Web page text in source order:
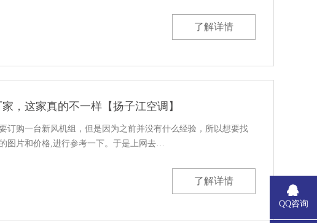
了解详情
，这家真的不一样【扬子江空调】
订购一台新风机组，但是因为之前并没有什么经验，所以想要找
图片和价格,进行参考一下。于是上网去…
了解详情
QQ咨询